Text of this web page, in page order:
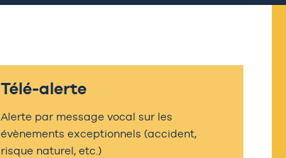
Télé-alerte
Alerte par message vocal sur les
évènements exceptionnels (accident,
risque naturel, etc.)